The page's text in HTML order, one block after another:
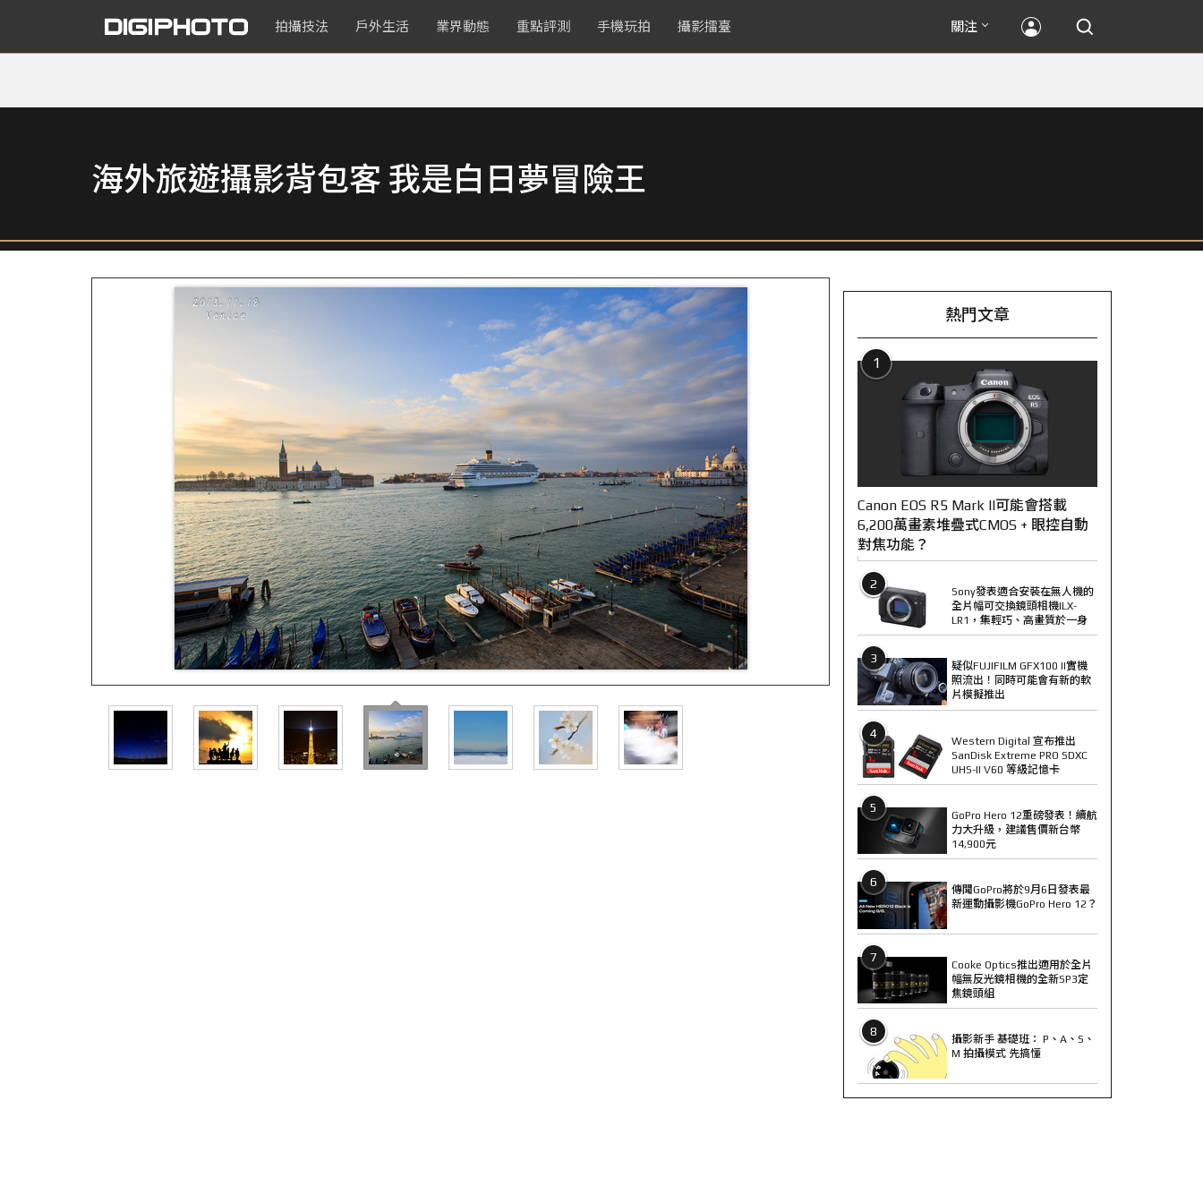
拍攝技法 戶外生活 業界動態 重點評測 手機玩拍 攝影擂臺 關注
海外旅遊攝影背包客 我是白日夢冒險王
熱門文章
1
Canon EOS R5 Mark II可能會搭載
6,200萬畫素堆疊式CMOS + 眼控自動
對焦功能？
2
Sony發表適合安裝在無人機的
全片幅可交換鏡頭相機ILX-
LR1，集輕巧、高畫質於一身
3
疑似FUJIFILM GFX100 II實機
照流出！同時可能會有新的軟
片模擬推出
4
Western Digital 宣布推出
SanDisk Extreme PRO SDXC
UHS-II V60 等級記憶卡
5
GoPro Hero 12重磅發表！續航
力大升級，建議售價新台幣
14,900元
6
傳聞GoPro將於9月6日發表最
新運動攝影機GoPro Hero 12？
7
Cooke Optics推出適用於全片
幅無反光鏡相機的全新SP3定
焦鏡頭組
8
攝影新手 基礎班： P、A、S、
M 拍攝模式 先搞懂